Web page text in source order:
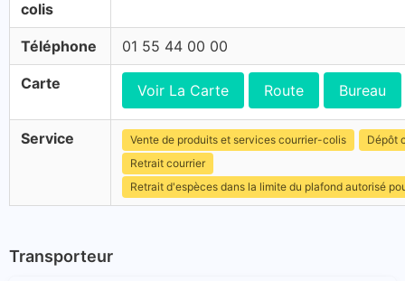
colis
Téléphone 01 55 44 00 00
Carte Voir La Carte Route Bureau
Service Vente de produits et services courrier-colis
Dépôt
Retrait courrier
Retrait d'espèces dans la limite du plafond autorisé
Transporteur